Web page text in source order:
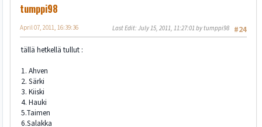
tumppi98
#24
April 07, 2011, 16:39:36 Last Edit: July 15, 2011, 11:27:01 by tumppi98
tällä hetkellä tullut :
1. Ahven
2. Särki
3. Kiiski
4. Hauki
5.Taimen
6.Salakka